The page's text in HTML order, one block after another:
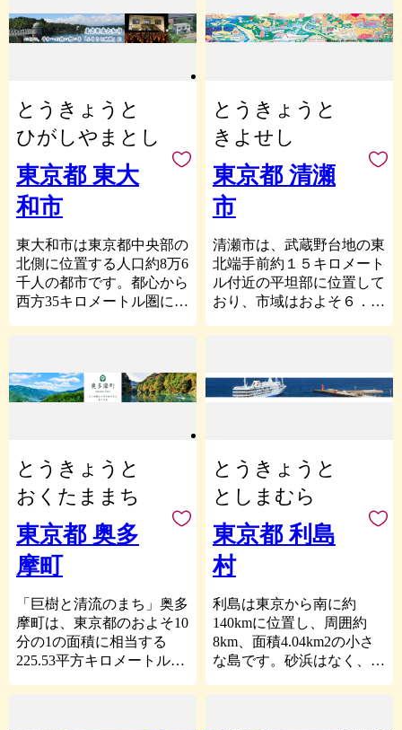
あらかじめご了承くださ
い。
判断により対面でのお届け
に変更となることがありま
す。
■お問い合わせ先
荒川区ふるさと納税サポ
ート室
(営業時間：９時～１７
時 ※土・日・祝、年末年
始は除く。)
電話：050-3096-8214
メールアドレス：
support@arakawa.furusato-
地で育った果実や都内では
数少ない酒蔵、ソース製造
彩りを添えるでしょう。
しい街並みが整備され、閑
静で良好な住環境が広がっ
た」と思ってもらえる魅力
あるまちづくりを目指して
おり毎年大盛況のお祭りで
す。他にも昔ながらの佇ま
いを残す和の景観、異国情
緒漂う洋の風景、豊かな自
然を楽しめる町です。
とうきょうと
ひがしやまとし
東京都 東大
和市
東大和市は東京都中央部の
北側に位置する人口約8万6
千人の都市です。都心から
西方35キロメートル圏にあ
モノレールや、東西に走る
西武拝島線による利便性の
を擁する狭山丘陵が東西に
ゆるやかに起伏し、自然豊
かな環境に溢れています。
とうきょうと
きよせし
東京都 清瀬
市
清瀬市は、武蔵野台地の東
北端手前約１５キロメート
ル付近の平坦部に位置して
おり、市域はおよそ６．５
市の南側には多くの医療関
係施設があり、１９３０年
的な役割を果たしてきたこ
とを示しております。市で
は「結核医療と清瀬市の尊
い歴史」を大きな資源と
し、結核予防会と協働で作
成した文庫本ブックカバー
や旅行会社との協働による
結核根絶に向けた清瀬の歴
史を辿る日帰りモニターツ
アーを実施するなど、PR
とうきょうと
おくたままち
東京都 奥多
摩町
「巨樹と清流のまち」奥多
摩町は、東京都のおよそ10
分の1の面積に相当する
225.53平方キロメートルの
とうきょうと
としまむら
東京都 利島
村
利島は東京から南に約
140kmに位置し、周囲約
8km、面積4.04km2の小さ
な島です。砂浜はなく、断